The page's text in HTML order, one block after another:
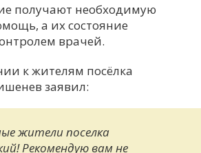
получают необходимую
а их состояние
врачей.
к жителям посёлка
заявил:
жители поселка
Рекомендую вам не